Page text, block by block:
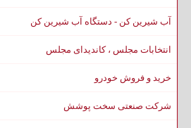
آب شیرین کن - دستگاه آب شیرین کن
انتخابات مجلس ، کاندیدای مجلس
خرید و فروش خودرو
شرکت صنعتی سخت پوشش